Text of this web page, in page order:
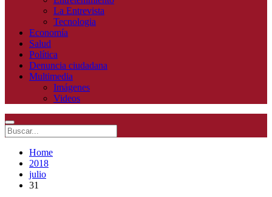
La Entrevista
Tecnologia
Economía
Salud
Política
Denuncia ciudadana
Multimedia
Imágenes
Videos
Home
2018
julio
31